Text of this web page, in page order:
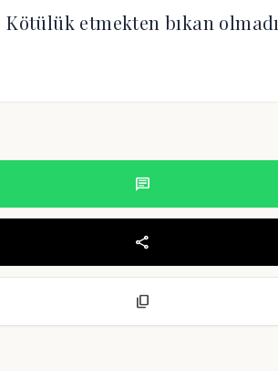
Kötülük etmekten bıkan olmadı
chat
share
content_copy